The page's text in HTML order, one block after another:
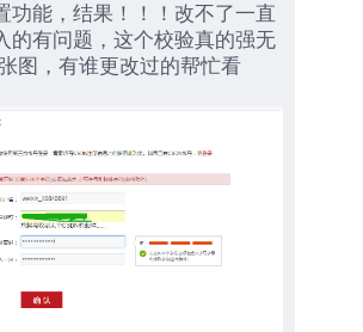
功能，结果！！！改不了一直
的有问题，这个校验真的强无
图，有谁更改过的帮忙看